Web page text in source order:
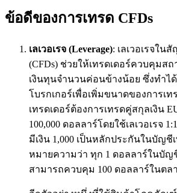
ข้อดีของการเทรด CFDs
เลเวอเรจ (Leverage): เลเวอเรจใ
(CFDs) ช่วยให้เทรดเดอร์ควบคุมส
เงินทุนจำนวนค่อนข้างน้อย ซึ่งทำไ
โบรกเกอร์เพื่อเพิ่มขนาดของการเท
เทรดเดอร์ต้องการเทรดคู่สกุลเงิน
100,000 ดอลลาร์โดยใช้เลเวอเรจ
มีเงิน 1,000 เป็นหลักประกันในบัญชี
หมายความว่า ทุก 1 ดอลลาร์ในบัญ
สามารถควบคุม 100 ดอลลาร์ในตล